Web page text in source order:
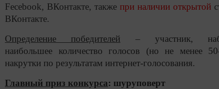
Fecebook, ВКонтакте, также при наличии открытой
ВКонтакте.
Определение победителей – участник,
наибольшее количество голосов (но не менее
накрутки по результатам интернет-голосования.
Главный приз конкурса: шуруповерт